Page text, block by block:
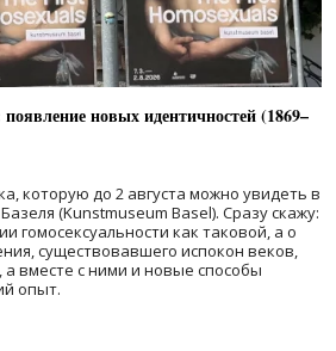
новых идентичностей (1869–
которую до 2 августа можно увидеть в
(Kunstmuseum Basel). Сразу скажу:
гомосексуальности как таковой, а о
существовавшего испокон веков,
вместе с ними и новые способы
опыт.